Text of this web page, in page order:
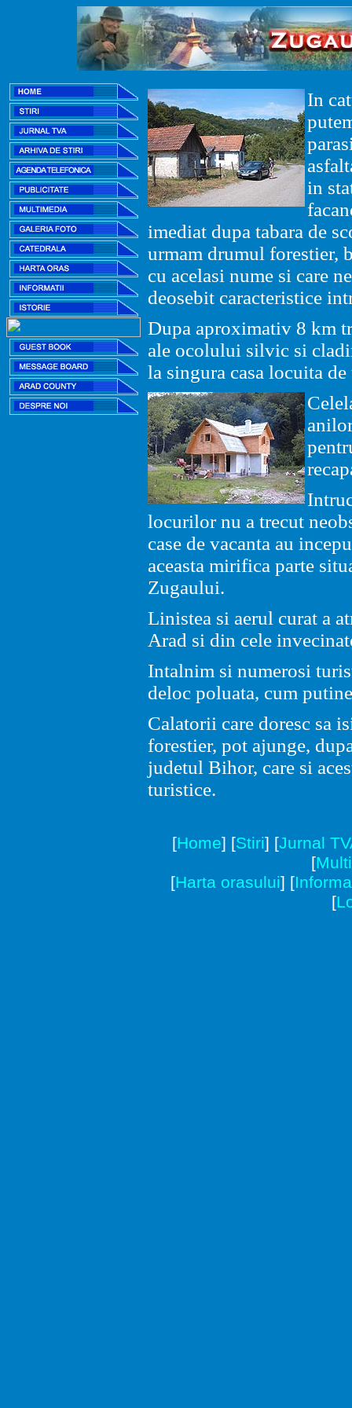
In
in
imediat dupa tabara de
urmam drumul forestier,
cu acelasi nume si care
deosebit caracteristice
Dupa aproximativ 8 km
ale ocolului silvic si
la singura casa locuita
C
locurilor nu a trecut
case de vacanta au
aceasta mirifica parte
Zugaului.
Linistea si aerul curat a
Arad si din cele
Intalnim si numerosi
deloc poluata, cum
Calatorii care doresc sa
forestier, pot ajunge,
judetul Bihor, care si
turistice.
[Home] [Stiri] [Jurnal
[
[Harta orasului] [
[